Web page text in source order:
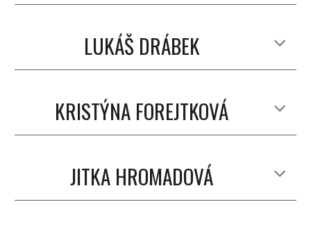
LUKÁŠ DRÁBEK
KRISTÝNA FOREJTKOVÁ
JITKA HROMADOVÁ